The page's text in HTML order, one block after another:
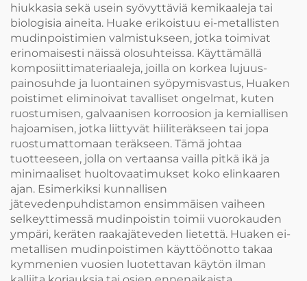
hiukkasia sekä usein syövyttäviä kemikaaleja tai
biologisia aineita. Huake erikoistuu ei-metallisten
mudinpoistimien valmistukseen, jotka toimivat
erinomaisesti näissä olosuhteissa. Käyttämällä
komposiittimateriaaleja, joilla on korkea lujuus-
painosuhde ja luontainen syöpymisvastus, Huaken
poistimet eliminoivat tavalliset ongelmat, kuten
ruostumisen, galvaanisen korroosion ja kemiallisen
hajoamisen, jotka liittyvät hiiliteräkseen tai jopa
ruostumattomaan teräkseen. Tämä johtaa
tuotteeseen, jolla on vertaansa vailla pitkä ikä ja
minimaaliset huoltovaatimukset koko elinkaaren
ajan. Esimerkiksi kunnallisen
jätevedenpuhdistamon ensimmäisen vaiheen
selkeyttimessä mudinpoistin toimii vuorokauden
ympäri, keräten raakajäteveden lietettä. Huaken ei-
metallisen mudinpoistimen käyttöönotto takaa
kymmenien vuosien luotettavan käytön ilman